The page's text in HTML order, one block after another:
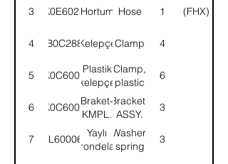
3 K0E6025Hortum Hose 1 (FHX)
4 B0C288KelepçeClamp 4
5 K0C6000
Plastik
kelepçe
Clamp,
plastic
6
6 K0C6001
Braket-
KMPL.
Bracket-
ASSY.
3
7 WL600062
Yaylı
rondela
Washer,
spring
3